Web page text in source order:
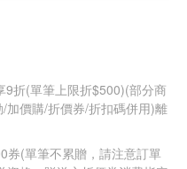
折(單筆上限折$500)(部分商
加價購/折價券/折扣碼併用)離
券(單筆不累贈，請注意訂單